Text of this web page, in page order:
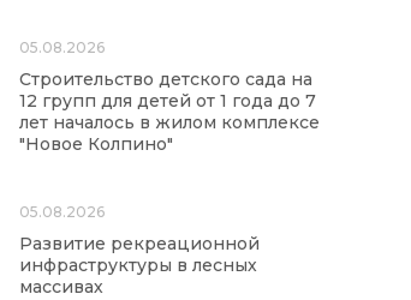
05.08.2026
Строительство детского сада на
12 групп для детей от 1 года до 7
лет началось в жилом комплексе
"Новое Колпино"
05.08.2026
Развитие рекреационной
инфраструктуры в лесных
массивах